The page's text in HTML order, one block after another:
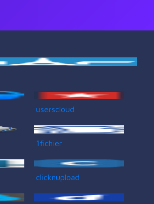
userscloud
1fichier
clicknupload